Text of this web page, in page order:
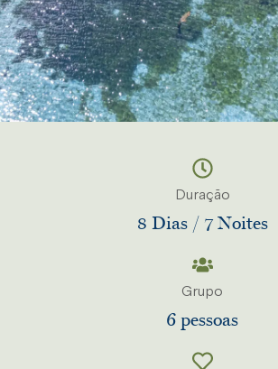
Duração
8 Dias / 7 Noites
Grupo
6 pessoas